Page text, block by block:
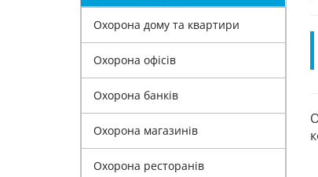
Охорона дому та квартири
Охорона офісів
Охорона банків
Охорона магазинів
Охорона ресторанів